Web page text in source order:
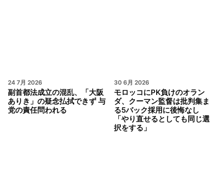
24 7月 2026
副首都法成立の混乱、「大阪
ありき」の疑念払拭できず 与
党の責任問われる
30 6月 2026
モロッコにPK負けのオラン
ダ、クーマン監督は批判集ま
る5バック採用に後悔なし
「やり直せるとしても同じ選
択をする」